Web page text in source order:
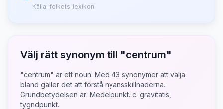
Källa: folkets_lexikon
Välj rätt synonym till "centrum"
"centrum" är ett noun. Med 43 synonymer att välja
bland gäller det att förstå nyansskillnaderna.
Grundbetydelsen är: Medelpunkt. c. gravitatis,
tygndpunkt.